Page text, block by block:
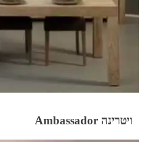
ויטרינה Ambassador